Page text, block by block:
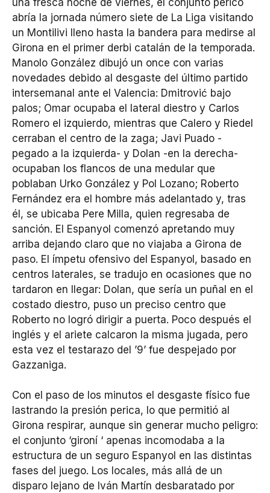
abría la jornada número siete de La Liga visitando
un Montilivi lleno hasta la bandera para medirse al
Girona en el primer derbi catalán de la temporada.
Manolo González dibujó un once con varias
novedades debido al desgaste del último partido
intersemanal ante el Valencia: Dmitrović bajo
palos; Omar ocupaba el lateral diestro y Carlos
Romero el izquierdo, mientras que Calero y Riedel
cerraban el centro de la zaga; Javi Puado -
pegado a la izquierda- y Dolan -en la derecha-
ocupaban los flancos de una medular que
poblaban Urko González y Pol Lozano; Roberto
Fernández era el hombre más adelantado y, tras
él, se ubicaba Pere Milla, quien regresaba de
sanción. El Espanyol comenzó apretando muy
arriba dejando claro que no viajaba a Girona de
paso. El ímpetu ofensivo del Espanyol, basado en
centros laterales, se tradujo en ocasiones que no
tardaron en llegar: Dolan, que sería un puñal en el
costado diestro, puso un preciso centro que
Roberto no logró dirigir a puerta. Poco después el
inglés y el ariete calcaron la misma jugada, pero
esta vez el testarazo del ’9’ fue despejado por
Gazzaniga.
Con el paso de los minutos el desgaste físico fue
lastrando la presión perica, lo que permitió al
Girona respirar, aunque sin generar mucho peligro:
el conjunto ‘gironí ‘ apenas incomodaba a la
estructura de un seguro Espanyol en las distintas
fases del juego. Los locales, más allá de un
disparo lejano de Iván Martín desbaratado por